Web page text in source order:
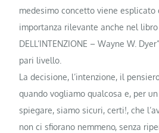
medesimo concetto viene esplicato
importanza rilevante anche nel libro
DELL’INTENZIONE – Wayne W.
pari livello.
La decisione, l’intenzione, il
quando vogliamo qualcosa e, per
spiegare, siamo sicuri, certi!, che
non ci sfiorano nemmeno, senza